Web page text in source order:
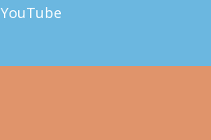
YouTube